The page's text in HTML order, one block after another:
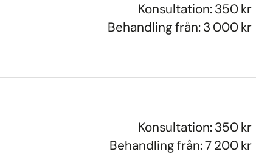
Konsultation: 350 kr
Behandling från: 3 000 kr
Konsultation: 350 kr
Behandling från: 7 200 kr